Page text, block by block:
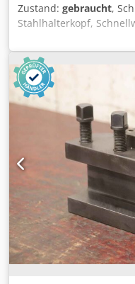
Zustand: gebraucht,
Stahlhalterkopf,
Schnellwechsel-
Bohrstangenhalter,
Hersteller: GK,
Dsdpfxem U A E Ae
Fotos -Spannlänge: 200
Preis: pro Stück -